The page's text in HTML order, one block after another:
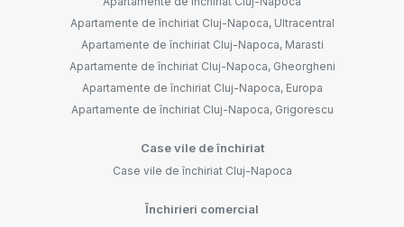
Apartamente de închiriat Cluj-Napoca, Ultracentral
Apartamente de închiriat Cluj-Napoca, Marasti
Apartamente de închiriat Cluj-Napoca, Gheorgheni
Apartamente de închiriat Cluj-Napoca, Europa
Apartamente de închiriat Cluj-Napoca, Grigorescu
Case vile de închiriat
Case vile de închiriat Cluj-Napoca
Închirieri comercial